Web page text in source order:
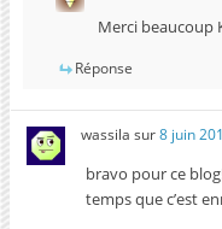
Merci beaucoup
Réponse
wassila sur8 juin
bravo pour ce
temps que c’est